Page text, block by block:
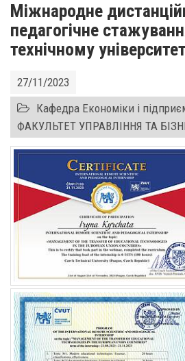
Міжнародне
педагогічне
технічному
27/11/2023
Кафедра Економіки і
ФАКУЛЬТЕТ УПРАВЛІННЯ ТА